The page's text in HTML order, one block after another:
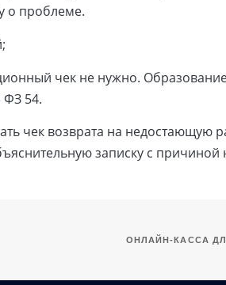
о проблеме.
чек не нужно.
ФЗ 54.
чек возврата на недостающую
записку с причиной
ОНЛАЙН-КАССА